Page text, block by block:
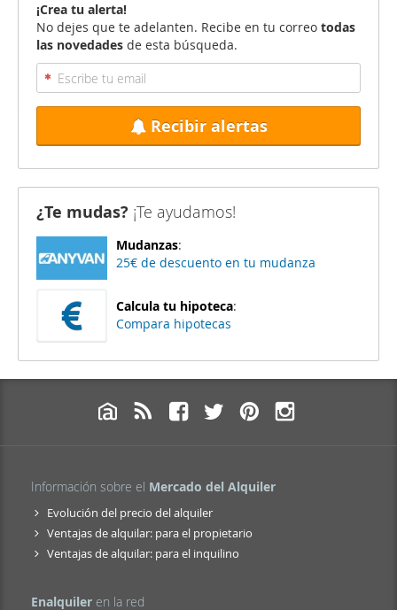
¡Crea tu alerta!
No dejes que te adelanten. Recibe en tu correo todas
las novedades de esta búsqueda.
Recibir alertas
¿Te mudas? ¡Te ayudamos!
Mudanzas:
25€ de descuento en tu mudanza
Calcula tu hipoteca:
Compara hipotecas
Información sobre el Mercado del Alquiler
Evolución del precio del alquiler
Ventajas de alquilar: para el propietario
Ventajas de alquilar: para el inquilino
Enalquiler en la red